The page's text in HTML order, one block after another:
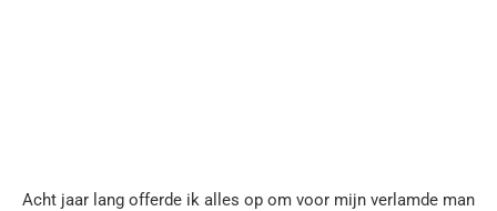
Acht jaar lang offerde ik alles op om voor mijn verlamde man